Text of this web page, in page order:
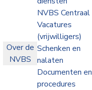
Over de
NVBS
NVBS Centraal
Vacatures
(vrijwilligers)
Schenken en
nalaten
Documenten en
procedures